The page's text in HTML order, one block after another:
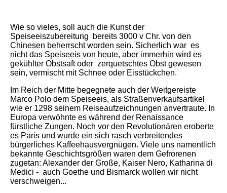
Wie so vieles, soll auch die Kunst der
Speiseeiszubereitung bereits 3000 v Chr. von den
Chinesen beherrscht worden sein. Sicherlich war es
nicht das Speiseeis von heute, aber immerhin wird es
gekühlter Obstsaft oder zerquetschtes Obst gewesen
sein, vermischt mit Schnee oder Eisstückchen.
Im Reich der Mitte begegnete auch der Weitgereiste
Marco Polo dem Speiseeis, als Straßenverkaufsartikel
wie er 1298 seinem Reiseaufzeichnungen anvertraute. In
Europa verwöhnte es während der Renaissance
fürstliche Zungen. Noch vor den Revolutionären eroberte
es Paris und wurde ein sich rasch verbreitendes
bürgerliches Kaffeehausvergnügen. Viele uns namentlich
bekannte Geschichtsgrößen waren dem Gefrorenen
zugetan: Alexander der Große, Kaiser Nero, Katharina di
Medici - auch Goethe und Bismarck wollen wir nicht
verschweigen...